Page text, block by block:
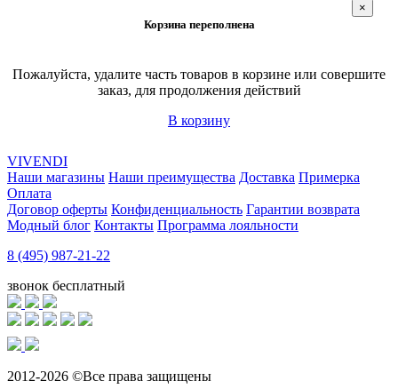
Корзина переполнена
×
Пожалуйста, удалите часть товаров в корзине или совершите
заказ, для продолжения действий
В корзину
VIVENDI
Наши магазины Наши преимущества Доставка Примерка
Оплата
Договор оферты Конфиденциальность Гарантии возврата
Модный блог Контакты Программа лояльности
8 (495) 987-21-22
звонок бесплатный
2012-2026 ©Все права защищены